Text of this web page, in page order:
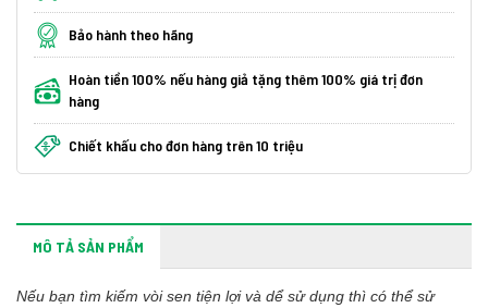
Bảo hành theo hãng
Hoàn tiền 100% nếu hàng giả tặng thêm 100% giá trị đơn
hàng
Chiết khấu cho đơn hàng trên 10 triệu
MÔ TẢ SẢN PHẨM
Nếu bạn tìm kiếm vòi sen tiện lợi và dể sử dụng thì có thể sử